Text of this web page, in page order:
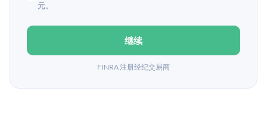
元。
继续
FINRA 注册经纪交易商